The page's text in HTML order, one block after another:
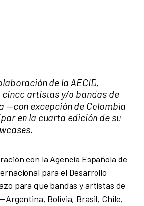
de la AECID,
cinco artistas y/o bandas de
—con excepción de Colombia
en la cuarta edición de su
con la Agencia Española de
para el Desarrollo
para que bandas y artistas de
Bolivia, Brasil, Chile,